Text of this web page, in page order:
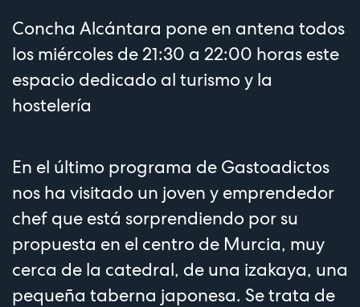
Concha Alcántara pone en antena todos
los miércoles de 21:30 a 22:00 horas este
espacio dedicado al turismo y la
hostelería
En el último programa de Gastoadictos
nos ha visitado un joven y emprendedor
chef que está sorprendiendo por su
propuesta en el centro de Murcia, muy
cerca de la catedral, de una izakaya, una
pequeña taberna japonesa. Se trata de